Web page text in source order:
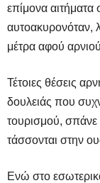
επίμονα
αυτοακυρονόταν,
μέτρα αφού
Τέτοιες θέσεις
δουλειάς που
τουρισμού, σπάνε
τάσσονται στην
Ενώ στο